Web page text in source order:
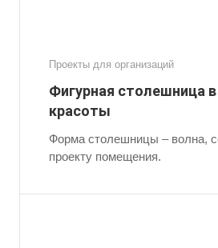
Проекты для организаций
Фигурная столешница
красоты
Форма столешницы – волна,
проекту помещения.